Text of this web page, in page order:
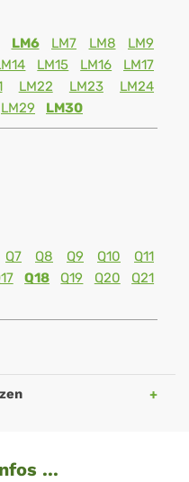
LM6 LM7 LM8
LM9
LM15 LM16
LM17
LM22 LM23
LM24
LM29 LM30
Q7 Q8 Q9 Q10
Q11
Q18 Q19 Q20
Q21
...